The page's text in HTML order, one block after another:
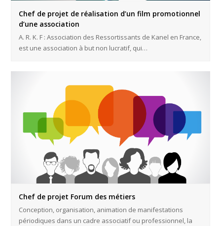
Chef de projet de réalisation d’un film promotionnel
d’une association
A. R. K. F : Association des Ressortissants de Kanel en France,
est une association à but non lucratif, qui…
Chef de projet Forum des métiers
Conception, organisation, animation de manifestations
périodiques dans un cadre associatif ou professionnel, la